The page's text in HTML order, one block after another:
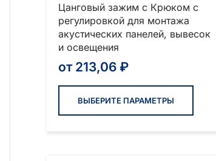
Цанговый зажим с Крюком с
регулировкой для монтажа
акустических панелей, вывесок
и освещения
от 213,06₽
ВЫБЕРИТЕ ПАРАМЕТРЫ
Этот
имеет